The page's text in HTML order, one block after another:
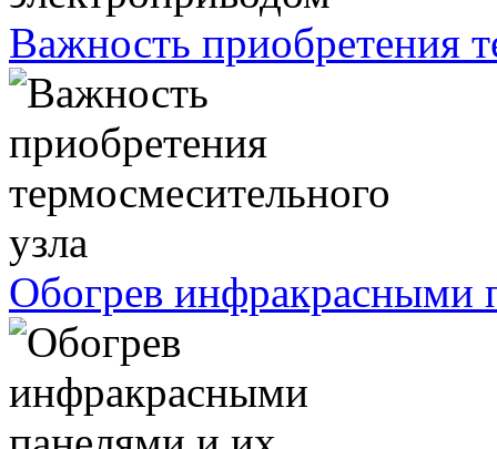
Важность приобретения
Обогрев инфракрасными